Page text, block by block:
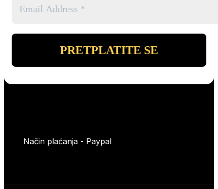
Način plaćanja - Paypal